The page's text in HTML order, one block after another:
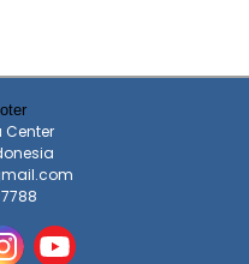
Center